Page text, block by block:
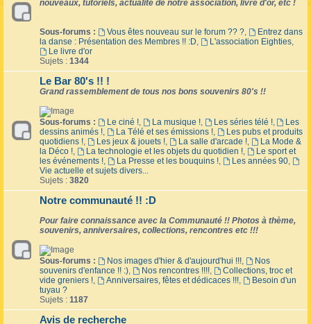
nouveaux, tutoriels, actualité de notre association, livre d'or, etc !
Sous-forums : Vous êtes nouveau sur le forum ?? ?,
Entrez dans
la danse : Présentation des Membres !! :D, L'association Eighties,
Le livre d'or
Sujets : 1344
Le Bar 80's !! !
Grand rassemblement de tous nos bons souvenirs 80's !!
Sous-forums : Le ciné !, La musique !, Les séries télé !,
Les
dessins animés !, La Télé et ses émissions !,
Les pubs et produits
quotidiens !, Les jeux & jouets !, La salle d'arcade !,
La Mode &
la Déco !, La technologie et les objets du quotidien !,
Le sport et
les événements !, La Presse et les bouquins !, Les années 90,
Vie actuelle et sujets divers...
Sujets : 3820
Notre communauté !! :D
Pour faire connaissance avec la Communauté !! Photos à thème,
souvenirs, anniversaires, collections, rencontres etc !!!
Sous-forums : Nos images d'hier & d'aujourd'hui !!!,
Nos
souvenirs d'enfance !! :), Nos rencontres !!!!,
Collections, troc et
vide greniers !, Anniversaires, fêtes et dédicaces !!!,
Besoin d'un
tuyau ?
Sujets : 1187
Avis de recherche